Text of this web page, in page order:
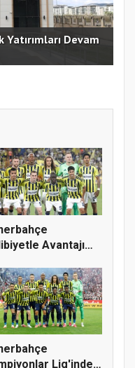
Yatırımları Devam
Avantajı
Lig'inde